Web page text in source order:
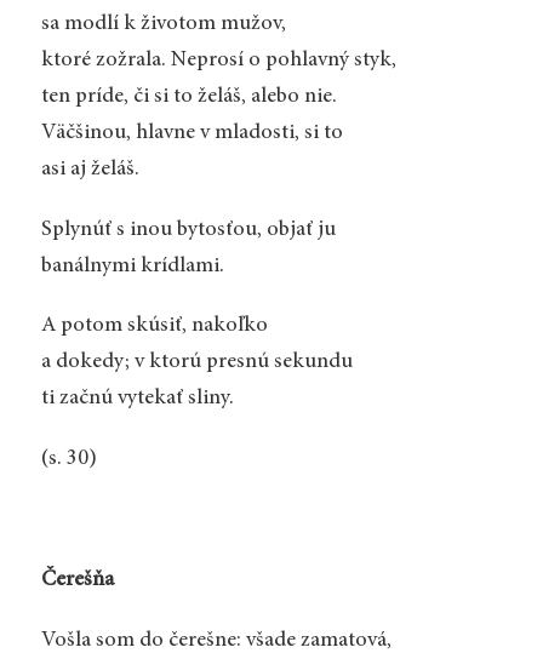
sa modlí k životom mužov,
ktoré zožrala. Neprosí o pohlavný styk,
ten príde, či si to želáš, alebo nie.
Väčšinou, hlavne v mladosti, si to
asi aj želáš.
Splynúť s inou bytosťou, objať ju
banálnymi krídlami.
A potom skúsiť, nakoľko
a dokedy; v ktorú presnú sekundu
ti začnú vytekať sliny.
(s. 30)
Čerešňa
Vošla som do čerešne: všade zamatová,